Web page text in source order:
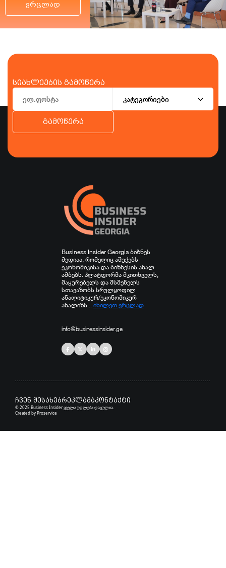
ვრცლად
სიახლეების გამოწერა
კატეგორიები
გამოწერა
Business Insider Georgia ბიზნეს
მედიაა, რომელიც აშუქებს
ეკონომიკისა და ბიზნესის ახალ
ამბებს. პლატფორმა მკითხველს,
მაყურებელს და მსმენელს
სთავაზობს სრულყოფილ
ანალიტიკურ/ეკონომიკურ
ანალიზს... იხილეთ ვრცლად
info@businessinsider.ge
ჩვენ შესახებრეკლამაკონტაქტი
© 2025 Business Insider ყველა უფლება დაცულია.
Created byProservice